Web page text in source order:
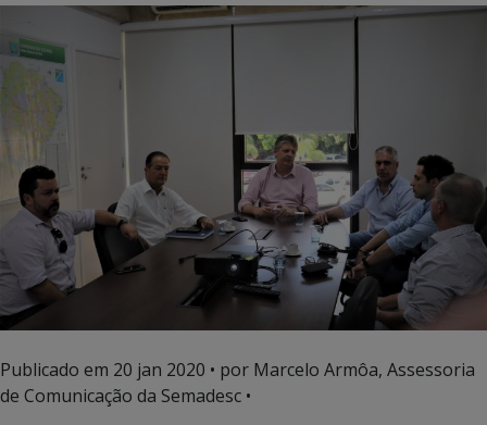
Publicado em 20 jan 2020 • por Marcelo Armôa, Assessoria
de Comunicação da Semadesc •